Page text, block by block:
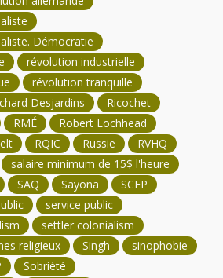
Démocratie
révolution industrielle
révolution tranquille
Desjardins
Ricochet
RMÉ
Robert Lochhead
RQIC Russie
RVHQ
salaire minimum de 15$ l'heure
SAQ Sayona
SCFP
service public
settler colonialism
religieux Singh
sinophobie
Sobriété